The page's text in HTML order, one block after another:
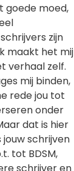
goede moed,
zijn
maakt het mij
verhaal zelf.
mij binden,
rede jou tot
onder
dat is hier
schrijven
tot BDSM,